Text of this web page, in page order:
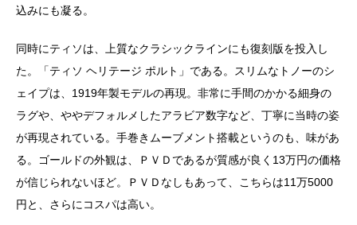
込みにも凝る。
同時にティソは、上質なクラシックラインにも復刻版を投入し
た。「ティソ ヘリテージ ポルト」である。スリムなトノーのシ
ェイプは、1919年製モデルの再現。非常に手間のかかる細身の
ラグや、ややデフォルメしたアラビア数字など、丁寧に当時の姿
が再現されている。手巻きムーブメント搭載というのも、味があ
る。ゴールドの外観は、ＰＶＤであるが質感が良く13万円の価格
が信じられないほど。ＰＶＤなしもあって、こちらは11万5000
円と、さらにコスパは高い。